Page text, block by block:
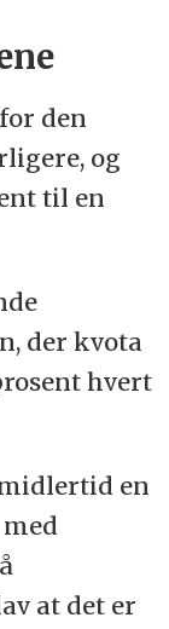
i
mellom
den
og
til en
der kvota
hvert
en
med
at det er